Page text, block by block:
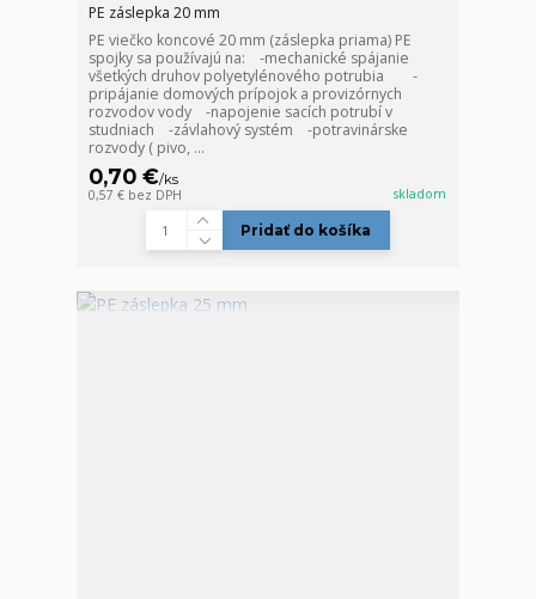
PE záslepka 20 mm
PE viečko koncové 20 mm (záslepka priama) PE
spojky sa používajú na: -mechanické spájanie
všetkých druhov polyetylénového potrubia -
pripájanie domových prípojok a provizórnych
rozvodov vody -napojenie sacích potrubí v
studniach -závlahový systém -potravinárske
rozvody ( pivo, ...
0,70 €/ks
0,57 € bez DPH skladom
Pridať do košíka